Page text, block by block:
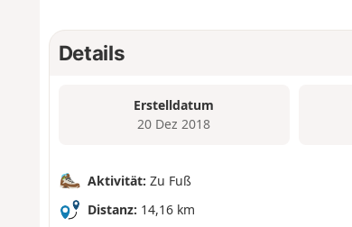
Details
Erstelldatum
20 Dez 2018
Aktivität: Zu Fuß
Distanz: 14,16 km